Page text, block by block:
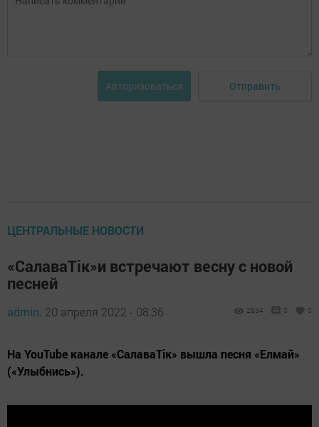
Авторизоваться Отправить
ЦЕНТРАЛЬНЫЕ НОВОСТИ
«СалаваТік»и встречают весну с новой
песней
admin, 20 апреля 2022 - 08:36 2834 0 0
На YouTube канале «СалаваТік» вышла песня «Елмай»
(«Улыбнись»).